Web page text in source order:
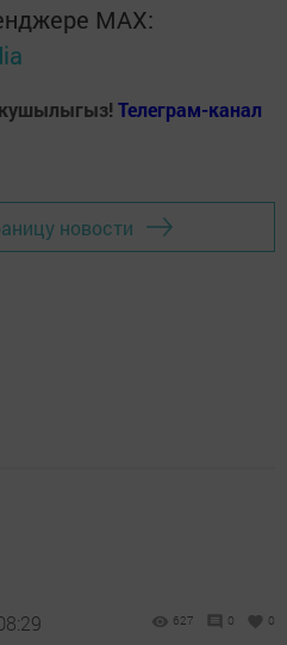
MАХ:
кушылыгыз! Телеграм-канал
новости
627 0 0